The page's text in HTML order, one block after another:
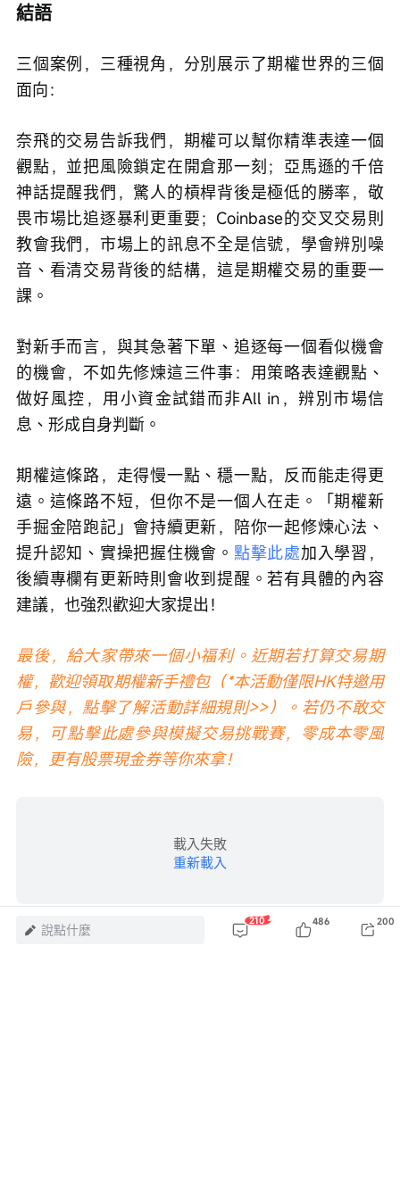
結語
三個案例，三種視角，分別展示了期權世界的三個
面向：
奈飛的交易告訴我們，期權可以幫你精準表達一個
觀點，並把風險鎖定在開倉那一刻；亞馬遜的千倍
神話提醒我們，驚人的槓桿背後是極低的勝率，敬
畏市場比追逐暴利更重要；Coinbase的交叉交易則
教會我們，市場上的訊息不全是信號，學會辨別噪
音、看清交易背後的結構，這是期權交易的重要一
課。
對新手而言，與其急著下單、追逐每一個看似機會
的機會，不如先修煉這三件事：用策略表達觀點、
做好風控，用小資金試錯而非All in，辨別市場信
息、形成自身判斷。
期權這條路，走得慢一點、穩一點，反而能走得更
遠。這條路不短，但你不是一個人在走。「期權新
手掘金陪跑記」會持續更新，陪你一起修煉心法、
提升認知、實操把握住機會。 點擊此處加入學習，
後續專欄有更新時則會收到提醒。若有具體的內容
建議，也強烈歡迎大家提出！
最後，給大家帶來一個小福利。近期若打算交易期
權，歡迎領取期權新手禮包（*本活動僅限HK特邀用
戶參與，點擊了解活動詳細規則>>）。若仍不敢交
易，可點擊此處參與模擬交易挑戰賽，零成本零風
險，更有股票現金券等你來拿！
載入失敗
重新載入
投票：了解Bull Call Spread；了解末日期權Long
說點什麼
210 486 200